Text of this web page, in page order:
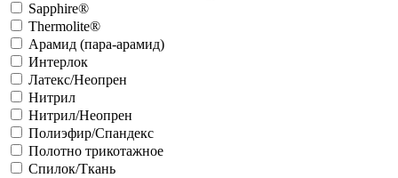
Sapphire®
Thermolite®
Арамид (пара-арамид)
Интерлок
Латекс/Неопрен
Нитрил
Нитрил/Неопрен
Полиэфир/Спандекс
Полотно трикотажное
Спилок/Ткань